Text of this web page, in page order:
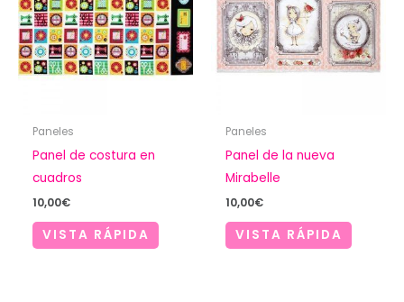
Paneles
Panel de costura en
cuadros
10,00€
VISTA RÁPIDA
Paneles
Panel de la nueva
Mirabelle
10,00€
VISTA RÁPIDA